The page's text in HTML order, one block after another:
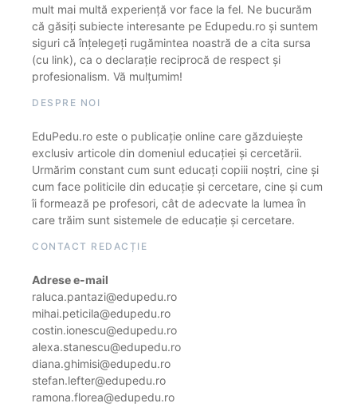
mult mai multă experiență vor face la fel. Ne bucurăm
că găsiți subiecte interesante pe Edupedu.ro și suntem
siguri că înțelegeți rugămintea noastră de a cita sursa
(cu link), ca o declarație reciprocă de respect și
profesionalism. Vă mulțumim!
DESPRE NOI
EduPedu.ro este o publicație online care găzduiește
exclusiv articole din domeniul educației și cercetării.
Urmărim constant cum sunt educați copiii noștri, cine și
cum face politicile din educație și cercetare, cine și cum
îi formează pe profesori, cât de adecvate la lumea în
care trăim sunt sistemele de educație și cercetare.
CONTACT REDACȚIE
Adrese e-mail
raluca.pantazi@edupedu.ro
mihai.peticila@edupedu.ro
costin.ionescu@edupedu.ro
alexa.stanescu@edupedu.ro
diana.ghimisi@edupedu.ro
stefan.lefter@edupedu.ro
ramona.florea@edupedu.ro